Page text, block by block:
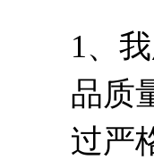
1、
品质
过严